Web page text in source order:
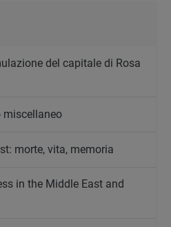
del capitale di Rosa
miscellaneo
morte, vita, memoria
in the Middle East and